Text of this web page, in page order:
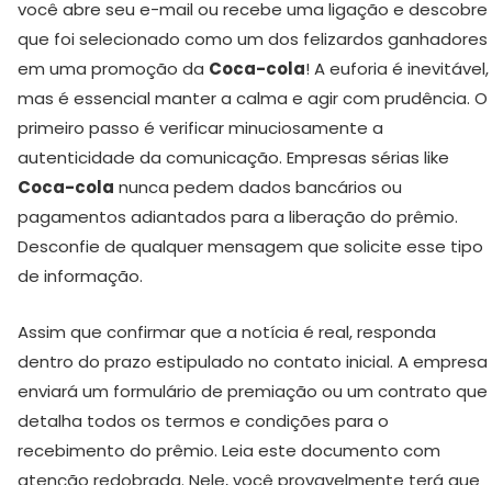
você abre seu e-mail ou recebe uma ligação e descobre
que foi selecionado como um dos felizardos ganhadores
em uma promoção da Coca-cola! A euforia é inevitável,
mas é essencial manter a calma e agir com prudência. O
primeiro passo é verificar minuciosamente a
autenticidade da comunicação. Empresas sérias like
Coca-cola nunca pedem dados bancários ou
pagamentos adiantados para a liberação do prêmio.
Desconfie de qualquer mensagem que solicite esse tipo
de informação.
Assim que confirmar que a notícia é real, responda
dentro do prazo estipulado no contato inicial. A empresa
enviará um formulário de premiação ou um contrato que
detalha todos os termos e condições para o
recebimento do prêmio. Leia este documento com